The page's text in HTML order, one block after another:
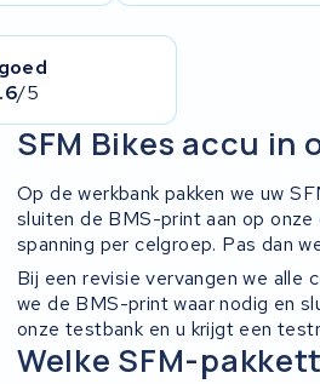
/5
SFM Bikes accu in
Op de werkbank pakken we uw
sluiten de BMS-print aan op
spanning per celgroep. Pas dan
Bij een revisie vervangen we alle
we de BMS-print waar nodig en
onze testbank en u krijgt een
Welke SFM-